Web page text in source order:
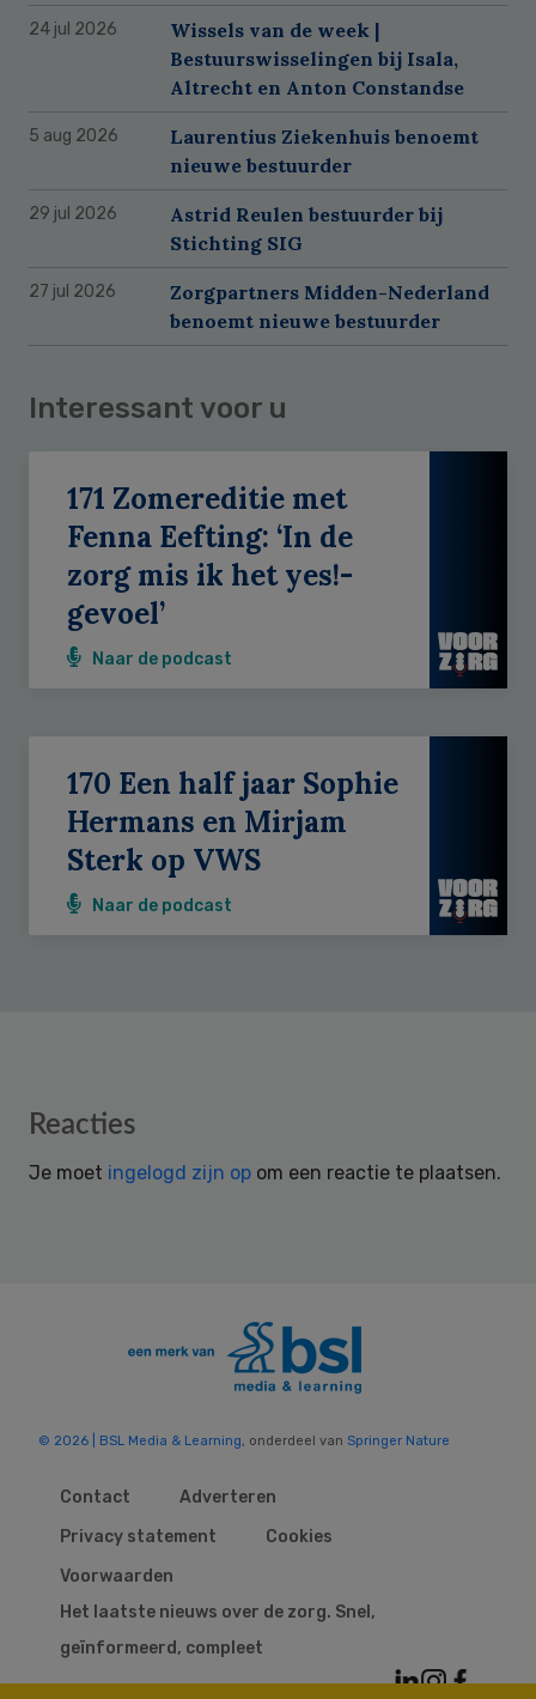
24 jul 2026
Wissels van de week |
Bestuurswisselingen bij Isala,
Altrecht en Anton Constandse
5 aug 2026
Laurentius Ziekenhuis benoemt
nieuwe bestuurder
29 jul 2026
Astrid Reulen bestuurder bij
Stichting SIG
27 jul 2026
Zorgpartners Midden-Nederland
benoemt nieuwe bestuurder
Interessant voor u
171 Zomereditie met
Fenna Eefting: ‘In de
zorg mis ik het yes!-
gevoel’
Naar de podcast
170 Een half jaar Sophie
Hermans en Mirjam
Sterk op VWS
Naar de podcast
Reader
Reacties
Je moet ingelogd zijn op om een reactie te plaatsen.
© 2026 | BSL Media & Learning, onderdeel van Springer Nature
Contact
Adverteren
Privacy statement
Cookies
Voorwaarden
Het laatste nieuws over de zorg. Snel,
geïnformeerd, compleet